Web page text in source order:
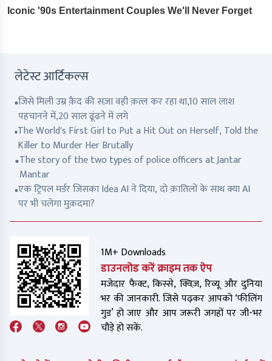
लेटेस्ट आर्टिकल्स
जिसे मिली उम्र क़ैद की सज़ा वही क़त्ल कर रहा था,10 साल लाश
पहचानने में,20 साल ढूंढने में लगे
The World's First Girl to Put a Hit Out on Herself, Told the
Killer to Murder Her Brutally
The story of the two types of police officers at Jantar
Mantar
एक ट्रिपल मर्डर जिसका Idea AI ने दिया, दो क़ातिलों के साथ क्या AI
पर भी चलेगा मुक़दमा?
1M+ Downloads
डाउनलोड करें क्राइम तक ऐप
मजेदार फैक्ट, किस्से, क्विज़, रिव्यू और दुनिया
भर की जानकारी. जिसे पढ़कर आपको ‘फीलिंग
गुड’ हो जाए और आप जरूरी जगहों पर जी-भर
चौड़े हो सकें.